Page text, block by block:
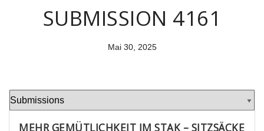
SUBMISSION 4161
Mai 30, 2025
MEHR GEMÜTLICHKEIT IM STAK – SITZSÄCKE